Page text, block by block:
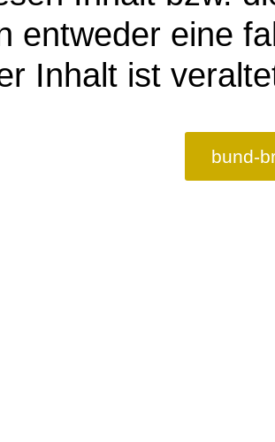
entweder eine
Inhalt ist
bund-